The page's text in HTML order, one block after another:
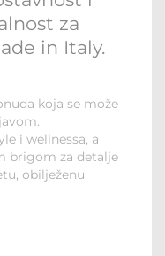
za
in Italy.
koja se može
i wellnessa, a
brigom za detalje
obilježenu